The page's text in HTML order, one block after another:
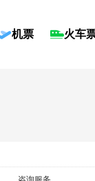
机票 火车